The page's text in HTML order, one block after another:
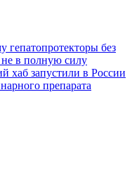
гепатопротекторы без
не в полную силу
хаб запустили в России
препарата